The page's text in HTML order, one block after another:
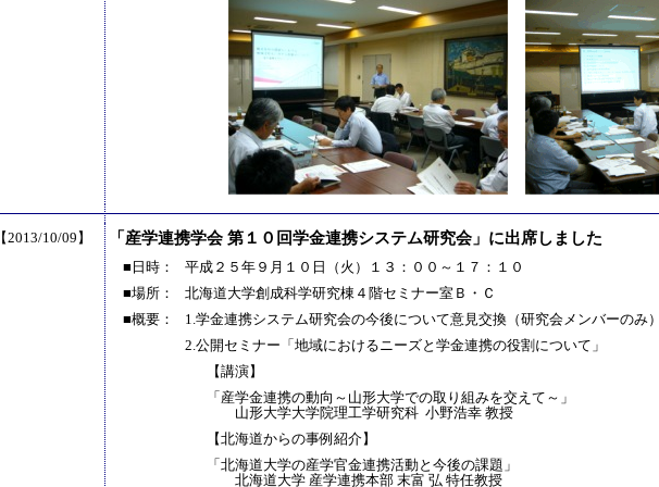
【2013/10/09】 「産学連携学会 第１０回学金連携システム研究会」に出席しました
■日時：
平成２５年９月１０日（火）１３：００～１７：１０
■場所：
北海道大学創成科学研究棟４階セミナー室Ｂ・Ｃ
■概要：
1.学金連携システム研究会の今後について意見交換（研究会メンバーのみ
2.公開セミナー「地域におけるニーズと学金連携の役割について」
【講演】
「産学金連携の動向～山形大学での取り組みを交えて～」
山形大学大学院理工学研究科 小野浩幸 教授
【北海道からの事例紹介】
「北海道大学の産学官金連携活動と今後の課題」
北海道大学 産学連携本部 末富 弘 特任教授